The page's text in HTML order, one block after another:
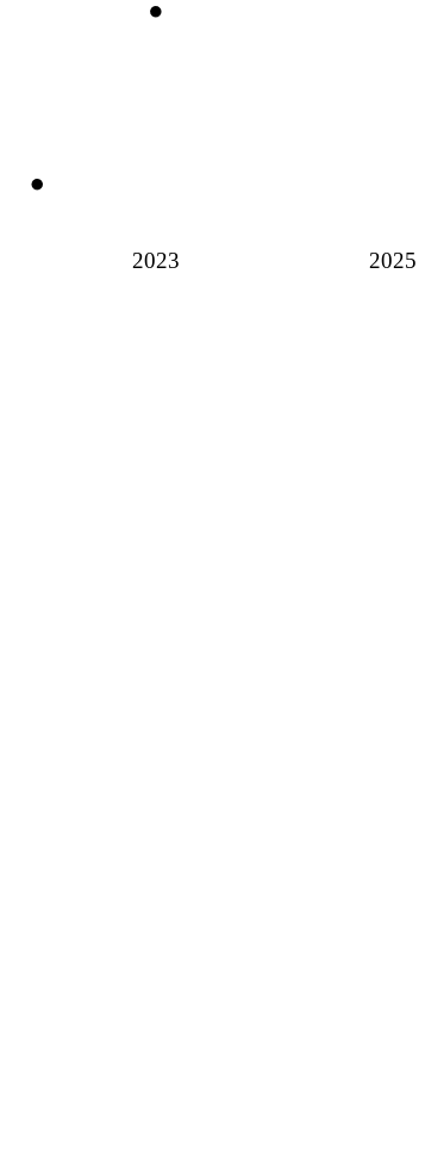
2023 2025